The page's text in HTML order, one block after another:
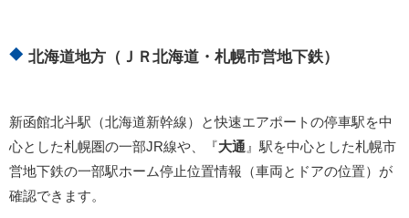
北海道地方（ＪＲ北海道・札幌市営地下鉄）
新函館北斗駅（北海道新幹線）と快速エアポートの停車駅を中
心とした札幌圏の一部JR線や、『大通 』駅を中心とした札幌市
営地下鉄の一部駅ホーム停止位置情報（車両とドアの位置）が
確認できます。